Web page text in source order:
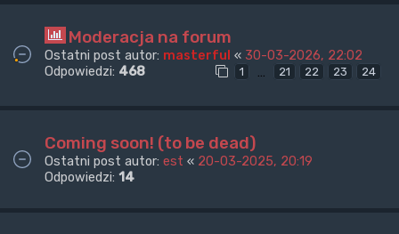
Moderacja na forum
Ostatni post autor: masterful « 30-03-2026, 22:02
Odpowiedzi: 468 1 … 21 22 23 24
Coming soon! (to be dead)
Ostatni post autor: est « 20-03-2025, 20:19
Odpowiedzi: 14